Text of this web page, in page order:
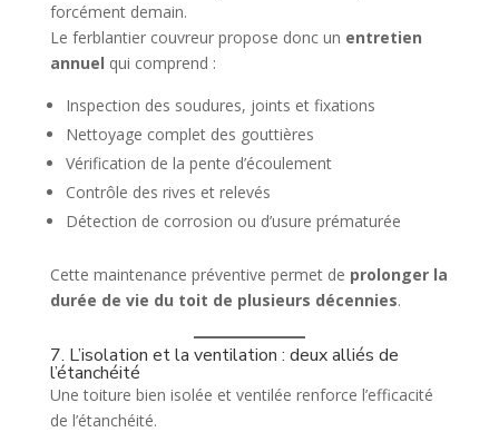
forcément demain.
Le ferblantier couvreur propose donc un entretien
annuel qui comprend :
Inspection des soudures, joints et fixations
Nettoyage complet des gouttières
Vérification de la pente d’écoulement
Contrôle des rives et relevés
Détection de corrosion ou d’usure prématurée
Cette maintenance préventive permet de prolonger la
durée de vie du toit de plusieurs décennies.
7. L’isolation et la ventilation : deux alliés de
l’étanchéité
Une toiture bien isolée et ventilée renforce l’efficacité
de l’étanchéité.